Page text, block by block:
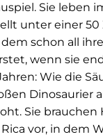
Sie leben
unter einer
dem schon all
wenn sie
Wie die
Dinosaurier
Sie
vor, in dem